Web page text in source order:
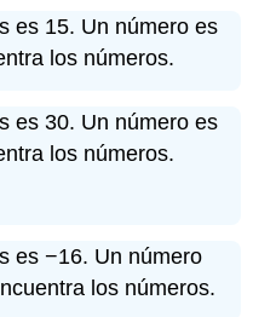
es 15. Un número es
los números.
es 30. Un número es
los números.
es −16. Un número
los números.